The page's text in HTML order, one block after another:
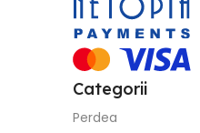
Categorii
Perdea